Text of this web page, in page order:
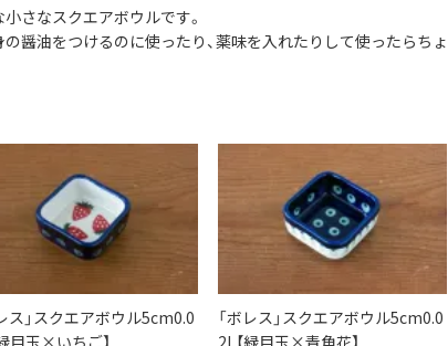
小さなスクエアボウルです。
の醤油をつけるのに使ったり、薬味を入れたりして使ったらち
ス」スクエアボウル5cm0.0
「ボレス」スクエアボウル5cm0.0